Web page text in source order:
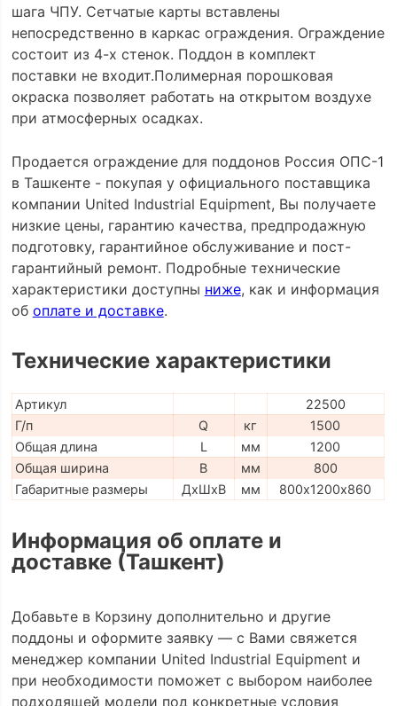
шага ЧПУ. Сетчатые карты вставлены
непосредственно в каркас ограждения. Ограждение
состоит из 4-х стенок. Поддон в комплект
поставки не входит.Полимерная порошковая
окраска позволяет работать на открытом воздухе
при атмосферных осадках.
Продается ограждение для поддонов Россия ОПС-1
в Ташкенте - покупая у официального поставщика
компании United Industrial Equipment, Вы получаете
низкие цены, гарантию качества, предпродажную
подготовку, гарантийное обслуживание и пост-
гарантийный ремонт. Подробные технические
характеристики доступны ниже, как и информация
об оплате и доставке.
Технические характеристики
Артикул
22500
Г/п
Q кг
1500
Общая длина
L мм
1200
Общая ширина
B мм
800
Габаритные размеры
ДхШхВ мм 800х1200х860
Информация об оплате и
доставке (Ташкент)
Добавьте в Корзину дополнительно и другие
поддоны и оформите заявку — с Вами свяжется
менеджер компании United Industrial Equipment и
при необходимости поможет с выбором наиболее
подходящей модели под конкретные условия